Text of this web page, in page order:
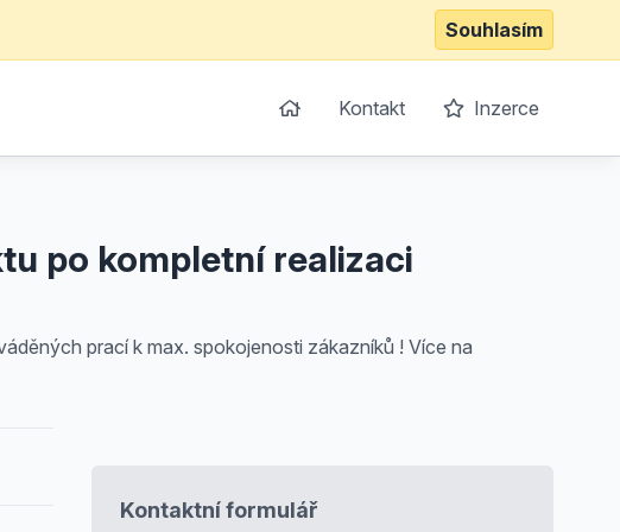
Souhlasím
Kontakt Inzerce
po kompletní realizaci
prací k max. spokojenosti zákazníků ! Více na
Kontaktní formulář